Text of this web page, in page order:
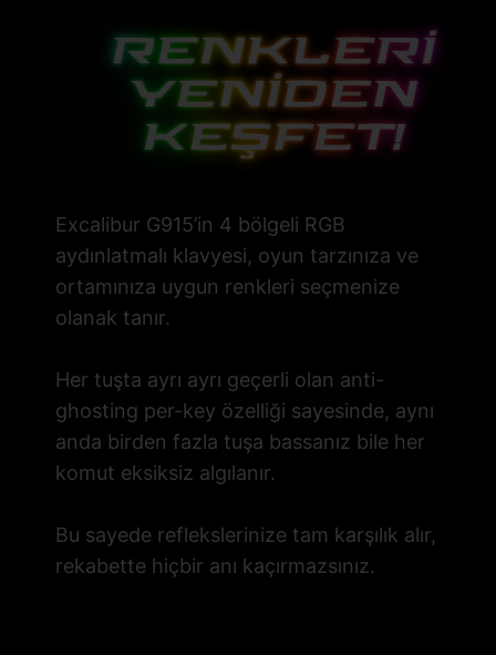
Excalibur G915’in 4 bölgeli RGB
aydınlatmalı klavyesi, oyun tarzınıza ve
ortamınıza uygun renkleri seçmenize
olanak tanır.
Her tuşta ayrı ayrı geçerli olan anti-
ghosting per-key özelliği sayesinde, aynı
anda birden fazla tuşa bassanız bile her
komut eksiksiz algılanır.
Bu sayede reflekslerinize tam karşılık alır,
rekabette hiçbir anı kaçırmazsınız.